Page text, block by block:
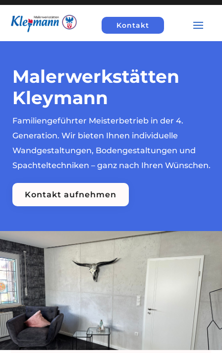
Kontakt
Malerwerkstätten
Kleymann
Familiengeführter Meisterbetrieb in der 4.
Generation. Wir bieten Ihnen individuelle
Wandgestaltungen, Bodengestaltungen und
Spachteltechniken – ganz nach Ihren Wünschen.
Kontakt aufnehmen